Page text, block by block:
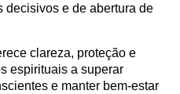
decisivos e de abertura de
clareza, proteção e
espirituais a superar
e manter bem-estar